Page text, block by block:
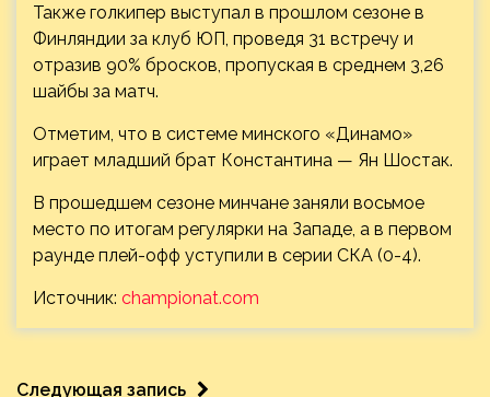
Также голкипер выступал в прошлом сезоне в
Финляндии за клуб ЮП, проведя 31 встречу и
отразив 90% бросков, пропуская в среднем 3,26
шайбы за матч.
Отметим, что в системе минского «Динамо»
играет младший брат Константина — Ян Шостак.
В прошедшем сезоне минчане заняли восьмое
место по итогам регулярки на Западе, а в первом
раунде плей-офф уступили в серии СКА (0-4).
Источник: championat.com
Следующая запись